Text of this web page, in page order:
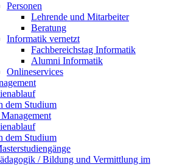
Personen
Lehrende und Mitarbeiter
Beratung
Informatik vernetzt
Fachbereichstag Informatik
Alumni Informatik
Onlineservices
dem Studium
dem Studium
/ Bildung und Vermittlung im